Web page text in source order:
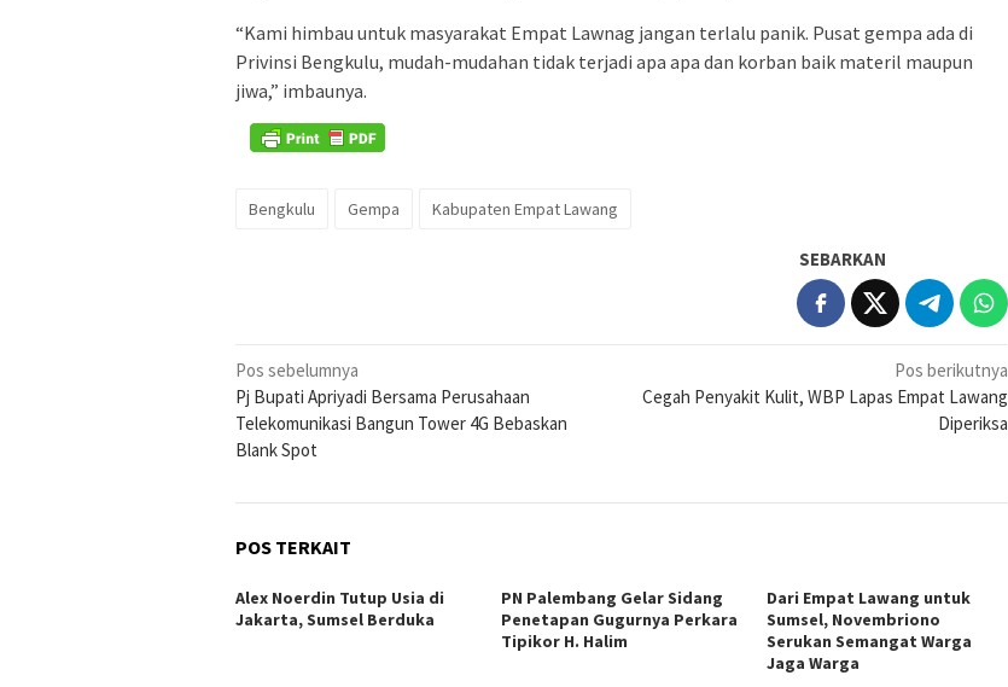
“Kami himbau untuk masyarakat Empat Lawnag jangan terlalu panik. Pusat gempa ada di
Privinsi Bengkulu, mudah-mudahan tidak terjadi apa apa dan korban baik materil maupun
jiwa,” imbaunya.
Bengkulu Gempa Kabupaten Empat Lawang
SEBARKAN
Navigasi
pos
Pos sebelumnya
Pj Bupati Apriyadi Bersama Perusahaan
Telekomunikasi Bangun Tower 4G Bebaskan
Blank Spot
Pos berikutnya
Cegah Penyakit Kulit, WBP Lapas Empat Lawang
Diperiksa
POS TERKAIT
Alex Noerdin Tutup Usia di
Jakarta, Sumsel Berduka
PN Palembang Gelar Sidang
Penetapan Gugurnya Perkara
Tipikor H. Halim
Dari Empat Lawang untuk
Sumsel, Novembriono
Serukan Semangat Warga
Jaga Warga